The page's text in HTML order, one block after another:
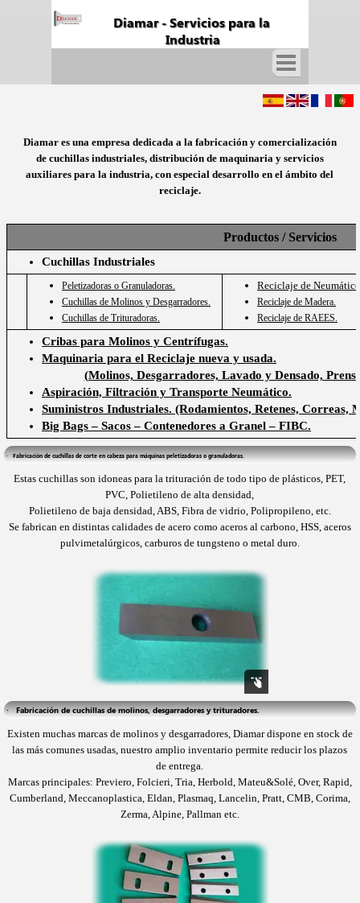
Fabricación y Suministros de Cuchillas Industriales
Diamar - Servicios para la
Industria
Diamar es una empresa dedicada a la fabricación y comercialización
de cuchillas industriales, distribución de maquinaria y servicios
auxiliares para la industria, con especial desarrollo en el ámbito del
reciclaje.
Productos / Servicios
Cuchillas Industriales
Peletizadoras o Granuladoras.
Cuchillas de Molinos y Desgarradores.
Cuchillas de Trituradoras.
Reciclaje de
Reciclaje de Madera.
Reciclaje de RAEES.
Cribas para Molinos y Centrífugas.
Maquinaria para el Reciclaje nueva y usada.
(Molinos, Desgarradores, Lavado y Densado,
Aspiración, Filtración y Transporte Neumático.
Suministros Industriales. (Rodamientos, Retenes, Correas,
Big Bags – Sacos – Contenedores a Granel – FIBC.
·   Fabricación de cuchillas de corte en cabeza para máquinas peletizadoras o granuladoras.
Estas cuchillas son idoneas para la trituración de todo tipo de plásticos, PET,
PVC, Polietileno de alta densidad,
Polietileno de baja densidad, ABS, Fibra de vidrio, Polipropileno, etc.
Se fabrican en distintas calidades de acero como aceros al carbono, HSS, aceros
pulvimetalúrgicos, carburos de tungsteno o metal duro.
·   Fabricación de cuchillas de molinos, desgarradores y trituradores.
Existen muchas marcas de molinos y desgarradores, Diamar dispone en stock de
las más comunes usadas, nuestro amplio inventario permite reducir los plazos
de entrega.
Marcas principales: Previero, Folcieri, Tria, Herbold, Mateu&Solé, Over, Rapid,
Cumberland, Meccanoplastica, Eldan, Plasmaq, Lancelin, Pratt, CMB, Corima,
Zerma, Alpine, Pallman etc.